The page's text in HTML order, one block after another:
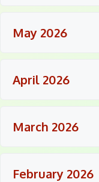
May 2026
April 2026
March 2026
February 2026